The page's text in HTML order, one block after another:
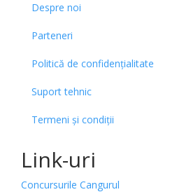
Despre noi
Parteneri
Politică de confidențialitate
Suport tehnic
Termeni și condiții
Link-uri
Concursurile Cangurul